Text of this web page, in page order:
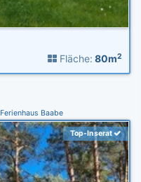
Fläche: 80m2
Ferienhaus Baabe
Top-Inserat